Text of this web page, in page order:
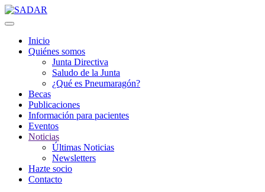
Inicio
Quiénes somos
Junta Directiva
Saludo de la Junta
¿Qué es Pneumaragón?
Becas
Publicaciones
Información para pacientes
Eventos
Noticias
Últimas Noticias
Newsletters
Hazte socio
Contacto